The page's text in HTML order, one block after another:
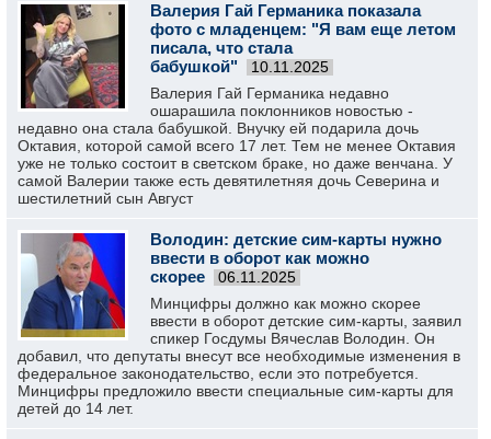
Валерия Гай Германика показала
фото с младенцем: "Я вам еще летом
писала, что стала
бабушкой"
10.11.2025
Валерия Гай Германика недавно
ошарашила поклонников новостью -
недавно она стала бабушкой. Внучку ей подарила дочь
Октавия, которой самой всего 17 лет. Тем не менее Октавия
уже не только состоит в светском браке, но даже венчана. У
самой Валерии также есть девятилетняя дочь Северина и
шестилетний сын Август
Володин: детские сим-карты нужно
ввести в оборот как можно
скорее
06.11.2025
Минцифры должно как можно скорее
ввести в оборот детские сим-карты, заявил
спикер Госдумы Вячеслав Володин. Он
добавил, что депутаты внесут все необходимые изменения в
федеральное законодательство, если это потребуется.
Минцифры предложило ввести специальные сим-карты для
детей до 14 лет.